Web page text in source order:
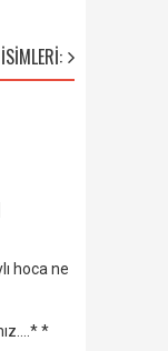
hoca ne
*